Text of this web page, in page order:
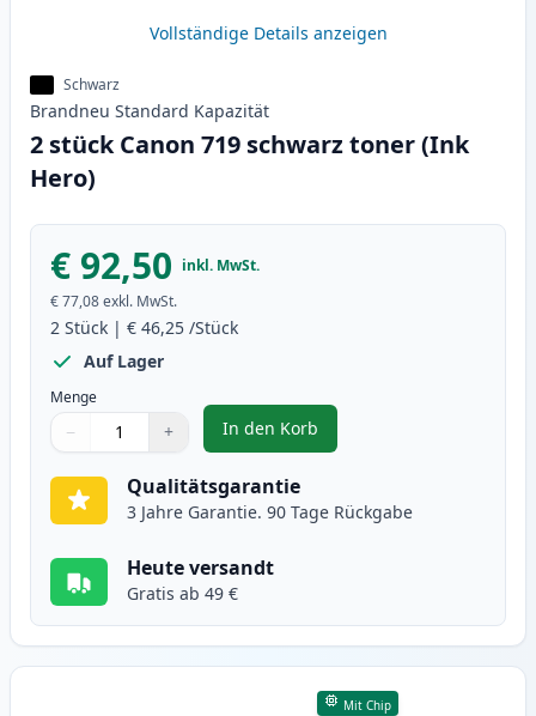
Vollständige Details anzeigen
Schwarz
Brandneu Standard Kapazität
2 stück Canon 719 schwarz toner (Ink
Hero)
€ 92,50 inkl. MwSt.
€ 77,08exkl. MwSt.
2 Stück | € 46,25 /Stück
Auf Lager
Menge
Verwenden Sie die Tasten, um anzupassen
− +
1
In den Korb
, 2 stück Canon 719 schwarz
Qualitätsgarantie
3 Jahre Garantie. 90 Tage Rückgabe
Heute versandt
Gratis ab 49 €
Mit Chip